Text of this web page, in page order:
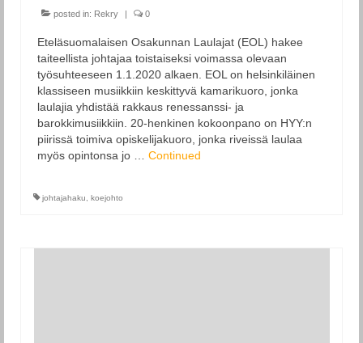
posted in: Rekry 0
Eteläsuomalaisen Osakunnan Laulajat (EOL) hakee
taiteellista johtajaa toistaiseksi voimassa olevaan
työsuhteeseen 1.1.2020 alkaen. EOL on helsinkiläinen
klassiseen musiikkiin keskittyvä kamarikuoro, jonka
laulajia yhdistää rakkaus renessanssi- ja
barokkimusiikkiin. 20-henkinen kokoonpano on HYY:n
piirissä toimiva opiskelijakuoro, jonka riveissä laulaa
myös opintonsa jo … Continued
johtajahaku, koejohto